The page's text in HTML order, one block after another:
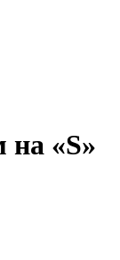
на «S»